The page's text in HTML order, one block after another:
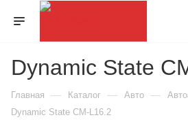
Dynamic State
Главная — Каталог — Авто —
Dynamic State CM-L16.2